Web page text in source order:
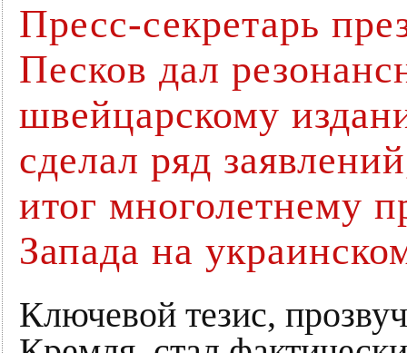
Пресс-секретарь
Песков дал
швейцарскому
сделал ряд
итог многолетнему
Запада на
Ключевой тезис,